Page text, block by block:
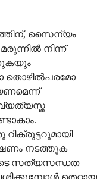
സൈന്യം
നിന്ന്
തൊഴിൽപരമോ
വ്യത്യസ്ത
നടത്തുക
സത്യസന്ധത
തെറ്റായ